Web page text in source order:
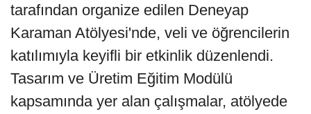
tarafından organize edilen Deneyap
Karaman Atölyesi'nde, veli ve öğrencilerin
katılımıyla keyifli bir etkinlik düzenlendi.
Tasarım ve Üretim Eğitim Modülü
kapsamında yer alan çalışmalar, atölyede